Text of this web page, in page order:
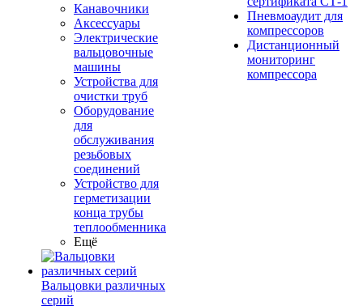
Канавочники
Аксессуары
Электрические
вальцовочные
машины
Устройства для
очистки труб
Оборудование
для
обслуживания
резьбовых
соединений
Устройство для
герметизации
конца трубы
теплообменника
Ещё
Вальцовки различных
серий
Пневмоаудит для
компрессоров
Дистанционный
мониторинг
компрессора